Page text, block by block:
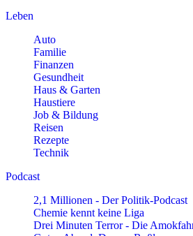
Leben
Auto
Familie
Finanzen
Gesundheit
Haus & Garten
Haustiere
Job & Bildung
Reisen
Rezepte
Technik
Podcast
2,1 Millionen - Der Politik-Podcast
Chemie kennt keine Liga
Drei Minuten Terror - Die